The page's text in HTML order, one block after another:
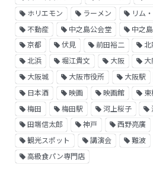
ホリエモン
ラーメン
リム
不動産
中之島公会堂
中之
京都
伏見 前田裕二
北
北浜
堀江貴文 大阪
大
大阪城
大阪市役所 大阪駅
日本酒
映画 映画館
東
梅田
梅田駅 河上桜子
田端信太郎
神戸
西野亮廣
観光スポット
講演会
難波
高級食パン専門店